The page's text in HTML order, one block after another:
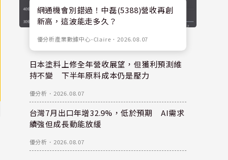
網通機會別錯過！中磊(5388)營收再創
新高，這波能走多久？
優分析產業數據中心-Claire ． 2026.08.07
日本塗料上修全年營收展望，但獲利預測維
持不變 下半年原料成本仍是壓力
優分析 ． 2026.08.07
台灣7月出口年增32.9%，低於預期 AI需求
續強但成長動能放緩
優分析 ． 2026.08.07